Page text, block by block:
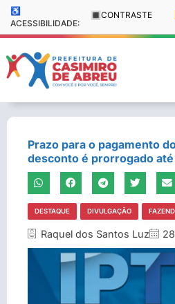
♿
ACESSIBILIDADE:
🔳 CONTRASTE
Prazo para o pagamento
desconto é prorrogado até
DESTAQUE DIVULGAÇÃO
Raquel dos Santos Luz